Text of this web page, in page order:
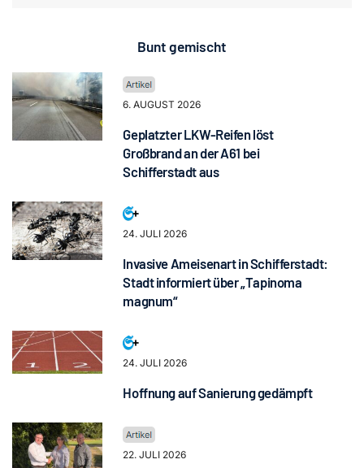
Bunt gemischt
6. AUGUST 2026
Geplatzter LKW-Reifen löst
Großbrand an der A61 bei
Schifferstadt aus
24. JULI 2026
Invasive Ameisenart in Schifferstadt:
Stadt informiert über „Tapinoma
magnum“
24. JULI 2026
Hoffnung auf Sanierung gedämpft
22. JULI 2026